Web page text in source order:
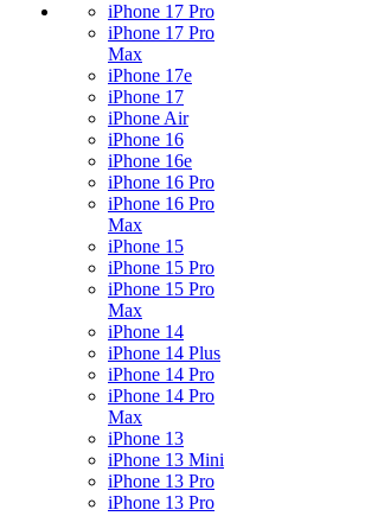
iPhone 17 Pro
iPhone 17 Pro
Max
iPhone 17e
iPhone 17
iPhone Air
iPhone 16
iPhone 16e
iPhone 16 Pro
iPhone 16 Pro
Max
iPhone 15
iPhone 15 Pro
iPhone 15 Pro
Max
iPhone 14
iPhone 14 Plus
iPhone 14 Pro
iPhone 14 Pro
Max
iPhone 13
iPhone 13 Mini
iPhone 13 Pro
iPhone 13 Pro